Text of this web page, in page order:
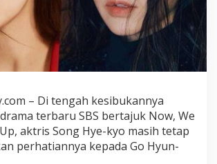
a
t
u
r
K
o
p
– Di tengah kesibukannya
terbaru SBS bertajuk Now, We
aktris Song Hye-kyo masih tetap
perhatiannya kepada Go Hyun-